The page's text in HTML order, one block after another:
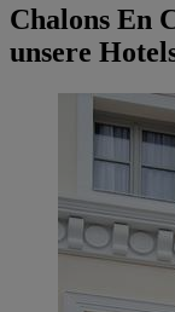
Chalons En
unsere